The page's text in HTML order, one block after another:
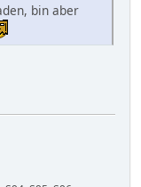
bin aber